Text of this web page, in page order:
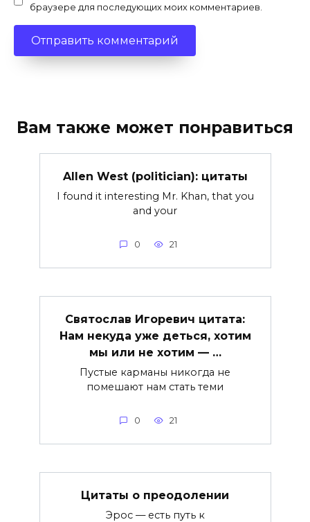
браузере для последующих моих комментариев.
Вам также может понравиться
Allen West (politician): цитаты
I found it interesting Mr. Khan, that you
and your
0 21
Святослав Игоревич цитата:
Нам некуда уже деться, хотим
мы или не хотим — …
Пустые карманы никогда не
помешают нам стать теми
0 21
Цитаты о преодолении
Эрос — есть путь к